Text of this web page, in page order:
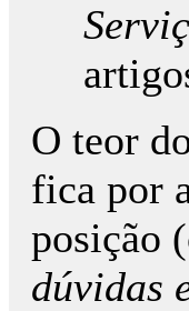
O teor
fica por
posição
dúvidas